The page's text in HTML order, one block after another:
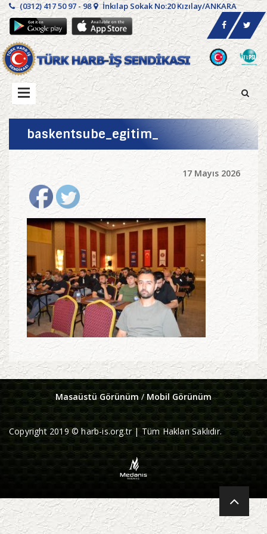
(0312) 417 50 97 - 98 İnkılap Sokak No:20 Kızılay/ANKARA
baskentsube_egitim_
17 Mayıs 2026
Masaüstü Görünüm/ Mobil Görünüm
Copyright 2019 © harb-is.org.tr | Tüm Hakları Saklıdır.